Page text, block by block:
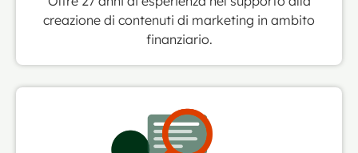
creazione di contenuti di marketing in ambito
finanziario.